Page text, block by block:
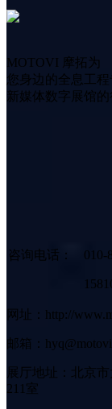
MOTOVI 摩拓为
您身边的全息工程
新媒体数字展馆
咨询电话： 010-
网址：http://
邮箱：
展厅地址：北京
211室